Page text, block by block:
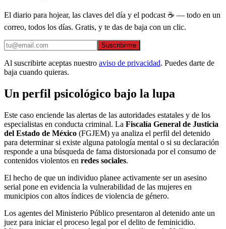
El diario para hojear, las claves del día y el podcast ☕ — todo en un
correo, todos los días. Gratis, y te das de baja con un clic.
Suscribirme
Al suscribirte aceptas nuestro aviso de privacidad. Puedes darte de
baja cuando quieras.
Un perfil psicológico bajo la lupa
Este caso enciende las alertas de las autoridades estatales y de los
especialistas en conducta criminal. La Fiscalía General de Justicia
del Estado de México (FGJEM) ya analiza el perfil del detenido
para determinar si existe alguna patología mental o si su declaración
responde a una búsqueda de fama distorsionada por el consumo de
contenidos violentos en redes sociales.
El hecho de que un individuo planee activamente ser un asesino
serial pone en evidencia la vulnerabilidad de las mujeres en
municipios con altos índices de violencia de género.
Los agentes del Ministerio Público presentaron al detenido ante un
juez para iniciar el proceso legal por el delito de feminicidio.